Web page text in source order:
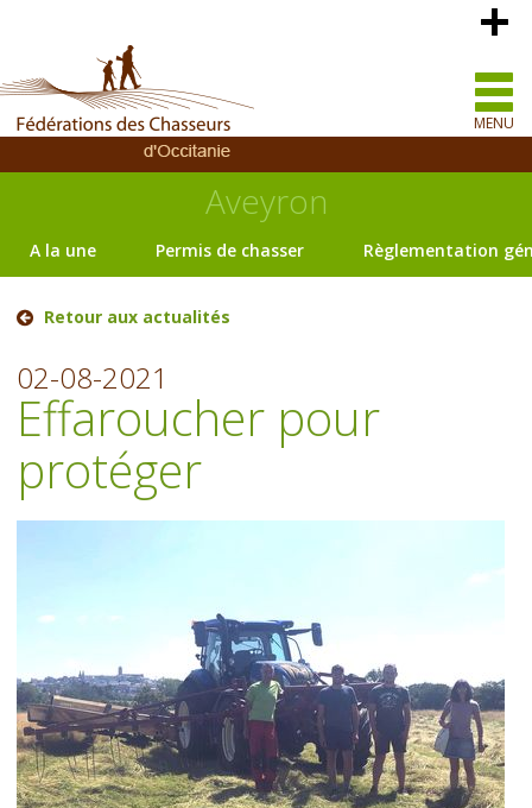
MENU
Aveyron
A la une Permis de chasser Règlementation
Retour aux actualités
02-08-2021
Effaroucher pour
protéger